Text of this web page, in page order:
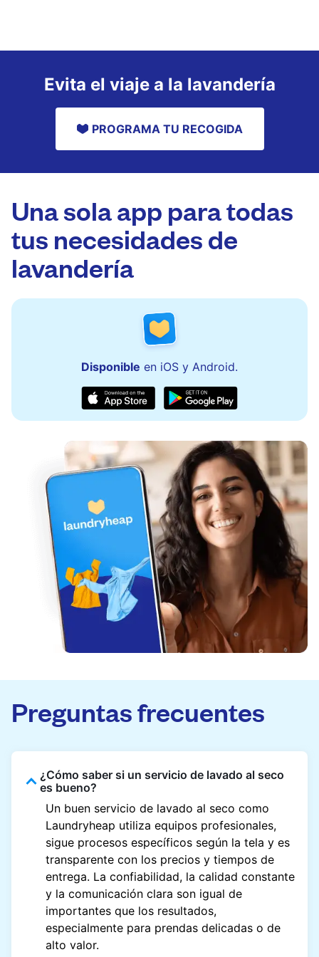
Evita el viaje a la lavandería
PROGRAMA TU RECOGIDA
Una sola app para todas
tus necesidades de
lavandería
Disponible en iOS y Android.
Preguntas frecuentes
¿Cómo saber si un servicio de lavado al seco
es bueno?
Un buen servicio de lavado al seco como
Laundryheap utiliza equipos profesionales,
sigue procesos específicos según la tela y es
transparente con los precios y tiempos de
entrega. La confiabilidad, la calidad constante
y la comunicación clara son igual de
importantes que los resultados,
especialmente para prendas delicadas o de
alto valor.